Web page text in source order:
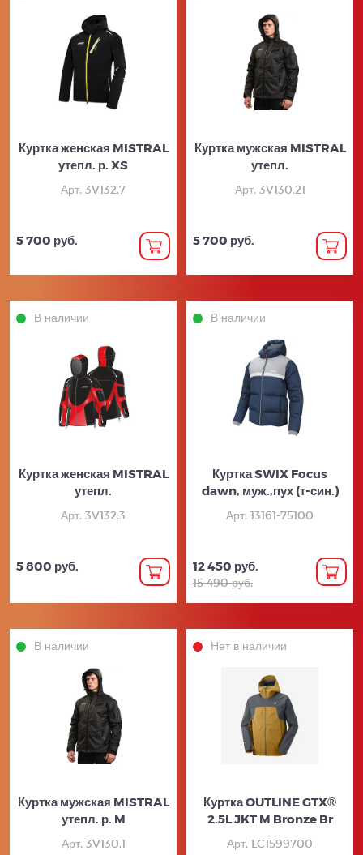
Куртка женская MISTRAL
утепл. р. XS
Арт. 3V132.7
5 700 руб.
Куртка мужская MISTRAL
утепл.
Арт. 3V130.21
5 700 руб.
В наличии
Куртка женская MISTRAL
утепл.
Арт. 3V132.3
5 800 руб.
В наличии
Куртка SWIX Focus
dawn, муж.,пух (т-син.)
Арт. 13161-75100
12 450 руб.
15 490 руб.
В наличии
Куртка мужская MISTRAL
утепл. р. M
Арт. 3V130.1
Нет в наличии
Куртка OUTLINE GTX®
2.5L JKT M Bronze Br
Арт. LC1599700